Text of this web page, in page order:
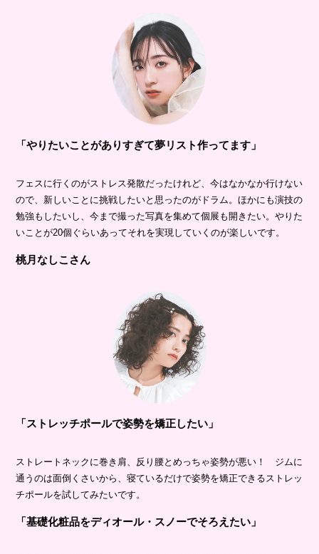
「やりたいことがありすぎて夢リスト作ってます」
フェスに行くのがストレス発散だったけれど、今はなかなか行けない
ので、新しいことに挑戦したいと思ったのがドラム。ほかにも演技の
勉強もしたいし、今まで撮った写真を集めて個展も開きたい。やりた
いことが20個ぐらいあってそれを実現していくのが楽しいです。
桃月なしこさん
「ストレッチポールで姿勢を矯正したい」
ストレートネックに巻き肩、反り腰とめっちゃ姿勢が悪い！ ジムに
通うのは面倒くさいから、寝ているだけで姿勢を矯正できるストレッ
チポールを試してみたいです。
「基礎化粧品をディオール・スノーでそろえたい」